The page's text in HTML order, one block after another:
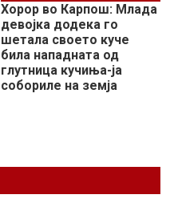
Хорор во Карпош: Млада
девојка додека го
шетала своето куче
била нападната од
глутница кучиња-ја
собориле на земја